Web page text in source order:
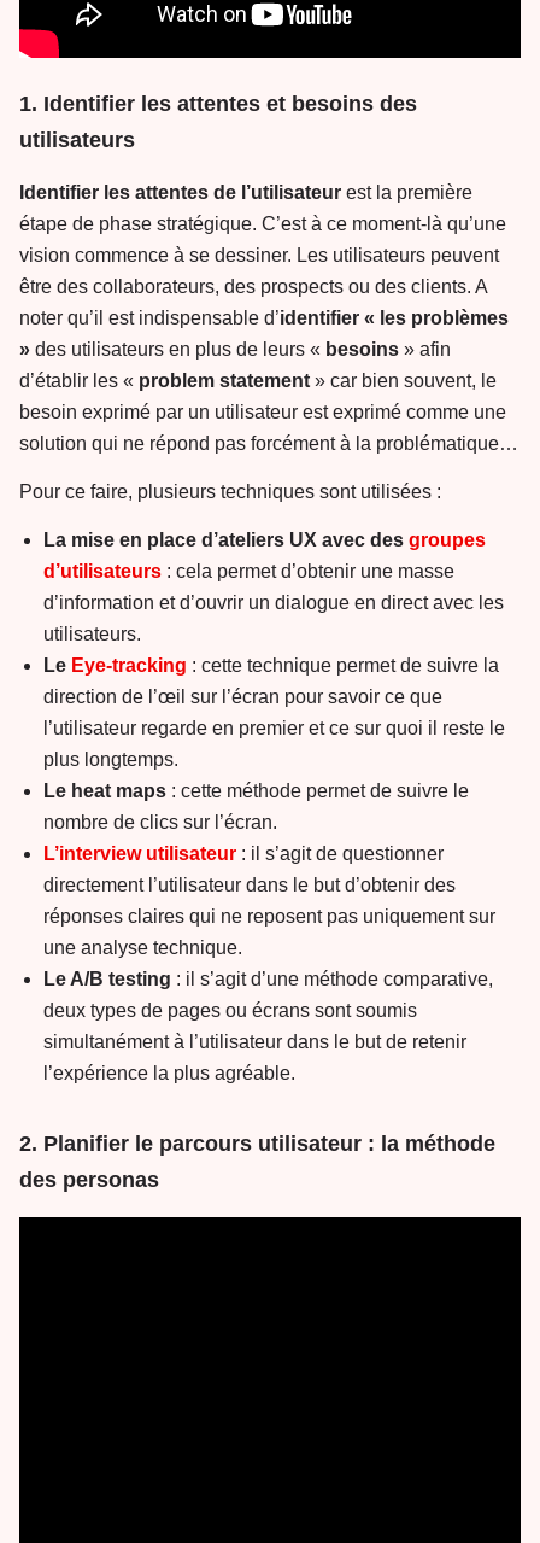
1. Identifier les attentes et besoins des
utilisateurs
Identifier les attentes de l’utilisateur est la première
étape de phase stratégique. C’est à ce moment-là qu’une
vision commence à se dessiner. Les utilisateurs peuvent
être des collaborateurs, des prospects ou des clients. A
noter qu’il est indispensable d’identifier « les problèmes
» des utilisateurs en plus de leurs « besoins » afin
d’établir les « problem statement » car bien souvent, le
besoin exprimé par un utilisateur est exprimé comme une
solution qui ne répond pas forcément à la problématique…
Pour ce faire, plusieurs techniques sont utilisées :
La mise en place d’ateliers UX avec des groupes
d’utilisateurs : cela permet d’obtenir une masse
d’information et d’ouvrir un dialogue en direct avec les
utilisateurs.
Le Eye-tracking : cette technique permet de suivre la
direction de l’œil sur l’écran pour savoir ce que
l’utilisateur regarde en premier et ce sur quoi il reste le
plus longtemps.
Le heat maps : cette méthode permet de suivre le
nombre de clics sur l’écran.
L’interview utilisateur : il s’agit de questionner
directement l’utilisateur dans le but d’obtenir des
réponses claires qui ne reposent pas uniquement sur
une analyse technique.
Le A/B testing : il s’agit d’une méthode comparative,
deux types de pages ou écrans sont soumis
simultanément à l’utilisateur dans le but de retenir
l’expérience la plus agréable.
2. Planifier le parcours utilisateur : la méthode
des personas